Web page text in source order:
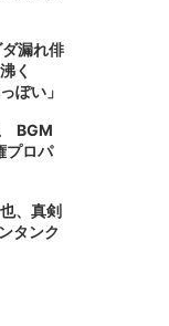
漏れ俳
沸く
ぽい」
BGM
プロパ
、真剣
タンク